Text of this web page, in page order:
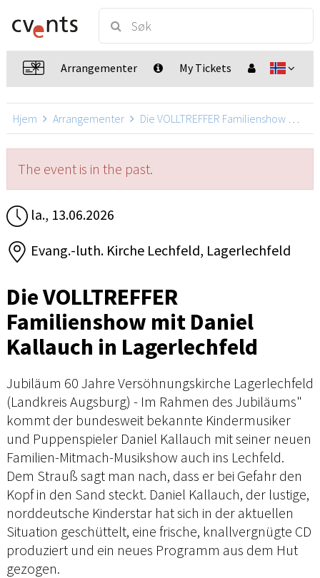
Arrangementer My Tickets
Hjem Arrangementer Die VOLLTREFFER Familienshow mit Daniel Kallauch
The event is in the past.
la., 13.06.2026
Evang.-luth. Kirche Lechfeld, Lagerlechfeld
Die VOLLTREFFER
Familienshow mit Daniel
Kallauch in Lagerlechfeld
Jubiläum 60 Jahre Versöhnungskirche Lagerlechfeld
(Landkreis Augsburg) - Im Rahmen des Jubiläums"
kommt der bundesweit bekannte Kindermusiker
und Puppenspieler Daniel Kallauch mit seiner neuen
Familien-Mitmach-Musikshow auch ins Lechfeld.
Dem Strauß sagt man nach, dass er bei Gefahr den
Kopf in den Sand steckt. Daniel Kallauch, der lustige,
norddeutsche Kinderstar hat sich in der aktuellen
Situation geschüttelt, eine frische, knallvergnügte CD
produziert und ein neues Programm aus dem Hut
gezogen.